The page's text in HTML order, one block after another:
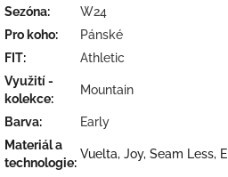
Sezóna:
W24
Pro koho:
Pánské
FIT:
Athletic
Využití -
kolekce:
Mountain
Barva:
Early
Materiál a
technologie:
Vuelta, Joy, Seam Less,